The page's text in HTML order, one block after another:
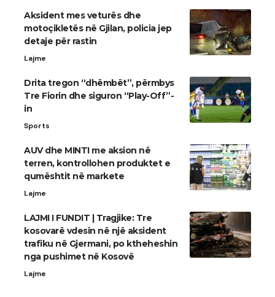
Aksident mes veturës dhe
motoçikletës në Gjilan, policia jep
detaje për rastin
Lajme
Drita tregon “dhëmbët”, përmbys
Tre Fiorin dhe siguron “Play-Off”-
in
Sports
AUV dhe MINTI me aksion në
terren, kontrollohen produktet e
qumështit në markete
Lajme
LAJMI I FUNDIT | Tragjike: Tre
kosovarë vdesin në një aksident
trafiku në Gjermani, po ktheheshin
nga pushimet në Kosovë
Lajme